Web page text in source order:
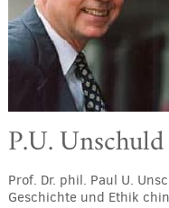
P.U. Unschuld
Prof. Dr. phil. Paul U.
Geschichte und Ethik